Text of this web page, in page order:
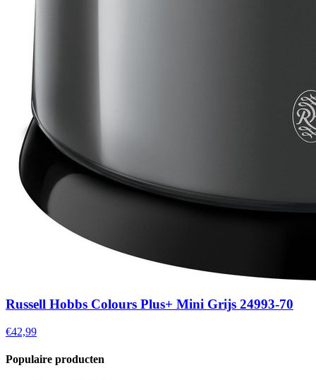
Russell Hobbs Colours Plus+ Mini Grijs 24993-70
€42,99
Populaire producten